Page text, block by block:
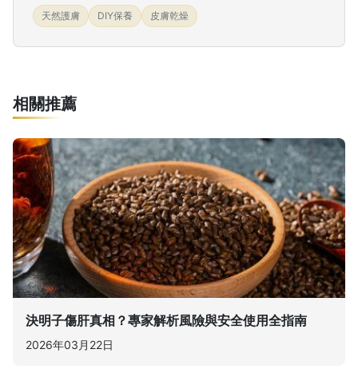
天然護膚 DIY保養 皮膚乾燥
相關推薦
決明子傷肝真相？專家解析風險與安全使用全指南
2026年03月22日